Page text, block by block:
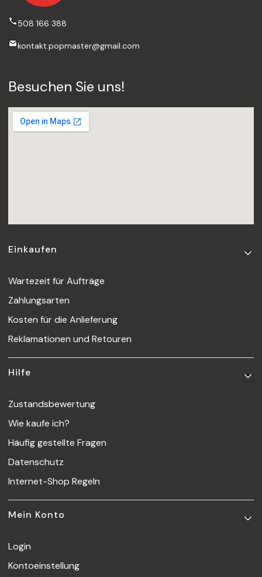
508 166 388
kontakt.popmaster@gmail.com
Besuchen Sie uns!
Fußzeilenmenü
Einkaufen
Wartezeit für Aufträge
Zahlungsarten
Kosten für die Anlieferung
Reklamationen und Retouren
Hilfe
Zustandsbewertung
Wie kaufe ich?
Häufig gestellte Fragen
Datenschutz
Internet-Shop Regeln
Mein Konto
Login
Kontoeinstellung